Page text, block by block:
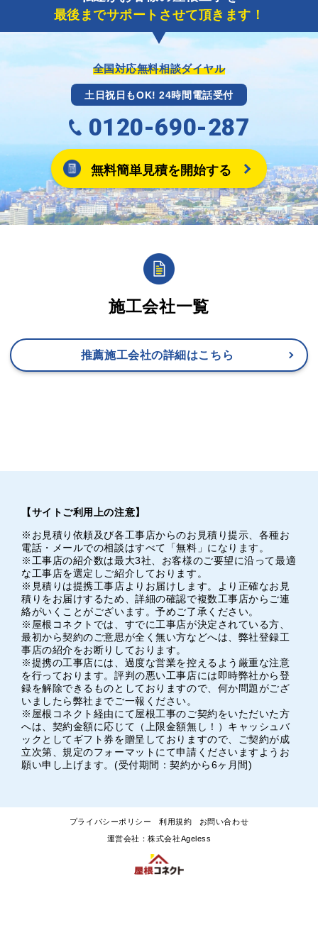
その内容を屋根コネクトが確認できた日時から翌月末
までには送付手配させていただきます。
※キャッシュバックの金額は契約金額によって異なり
ます。
最後までサポートさせて頂きます！
全国対応無料相談ダイヤル
土日祝日もOK! 24時間電話受付
0120-690-287
無料簡単見積を開始する
施工会社一覧
推薦施工会社の詳細はこちら
【サイトご利用上の注意】
※お見積り依頼及び各工事店からのお見積り提示、各種お
電話・メールでの相談はすべて「無料」になります。
※工事店の紹介数は最大3社、お客様のご要望に沿って最適
な工事店を選定しご紹介しております。
※見積りは提携工事店よりお届けします。より正確なお見
積りをお届けするため、詳細の確認で複数工事店からご連
絡がいくことがございます。予めご了承ください。
※屋根コネクトでは、すでに工事店が決定されている方、
最初から契約のご意思が全く無い方などへは、弊社登録工
事店の紹介をお断りしております。
※提携の工事店には、過度な営業を控えるよう厳重な注意
を行っております。評判の悪い工事店には即時弊社から登
録を解除できるものとしておりますので、何か問題がござ
いましたら弊社までご一報ください。
※屋根コネクト経由にて屋根工事のご契約をいただいた方
へは、契約金額に応じて（上限金額無し！）キャッシュバ
ックとしてギフト券を贈呈しておりますので、ご契約が成
立次第、規定のフォーマットにて申請くださいますようお
願い申し上げます。(受付期間：契約から6ヶ月間)
プライバシーポリシー 利用規約 お問い合わせ
運営会社：株式会社Ageless